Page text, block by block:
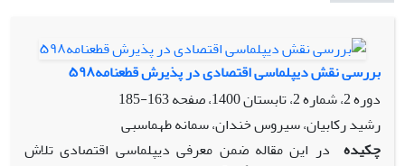
بررسی نقش دیپلماسی اقتصادی در پذیرش قطعنامه۵۹۸
دوره 2، شماره 2، تابستان 1400، صفحه
163-185
رشید رکابیان، سیروس خندان، سمانه طهماسبی
چکیده در این مقاله ضمن معرفی دیپلماسی اقتصادی تلاش